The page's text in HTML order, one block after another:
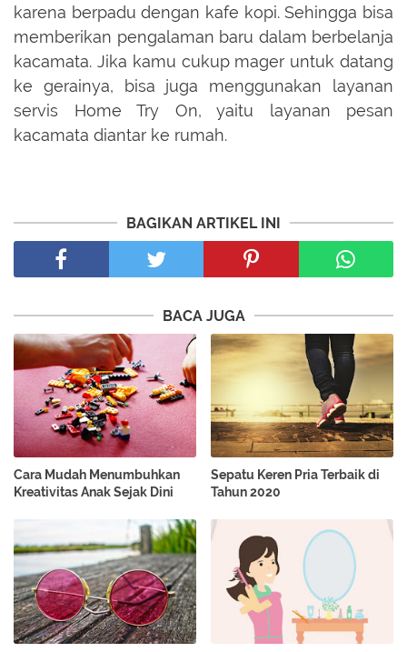
karena berpadu dengan kafe kopi. Sehingga bisa
memberikan pengalaman baru dalam berbelanja
kacamata. Jika kamu cukup mager untuk datang
ke gerainya, bisa juga menggunakan layanan
servis Home Try On, yaitu layanan pesan
kacamata diantar ke rumah.
BAGIKAN ARTIKEL INI
BACA JUGA
Cara Mudah Menumbuhkan
Kreativitas Anak Sejak Dini
Sepatu Keren Pria Terbaik di
Tahun 2020